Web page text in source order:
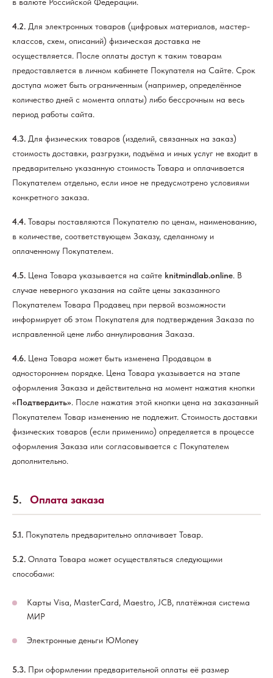
4.2. Для электронных товаров (цифровых материалов, мастер-
классов, схем, описаний) физическая доставка не
осуществляется. После оплаты доступ к таким товарам
предоставляется в личном кабинете Покупателя на Сайте. Срок
доступа может быть ограниченным (например, определённое
количество дней с момента оплаты) либо бессрочным на весь
период работы сайта.
4.3. Для физических товаров (изделий, связанных на заказ)
стоимость доставки, разгрузки, подъёма и иных услуг не входит в
предварительно указанную стоимость Товара и оплачивается
Покупателем отдельно, если иное не предусмотрено условиями
конкретного заказа.
4.4. Товары поставляются Покупателю по ценам, наименованию,
в количестве, соответствующем Заказу, сделанному и
оплаченному Покупателем.
4.5. Цена Товара указывается на сайте knitmindlab.online. В
случае неверного указания на сайте цены заказанного
Покупателем Товара Продавец при первой возможности
информирует об этом Покупателя для подтверждения Заказа по
исправленной цене либо аннулирования Заказа.
4.6. Цена Товара может быть изменена Продавцом в
одностороннем порядке. Цена Товара указывается на этапе
оформления Заказа и действительна на момент нажатия кнопки
«Подтвердить». После нажатия этой кнопки цена на заказанный
Покупателем Товар изменению не подлежит. Стоимость доставки
физических товаров (если применимо) определяется в процессе
оформления Заказа или согласовывается с Покупателем
дополнительно.
5. Оплата заказа
5.1. Покупатель предварительно оплачивает Товар.
5.2. Оплата Товара может осуществляться следующими
способами:
Карты Visa, MasterCard, Maestro, JCB, платёжная система
МИР
Электронные деньги ЮMoney
5.3. При оформлении предварительной оплаты её размер